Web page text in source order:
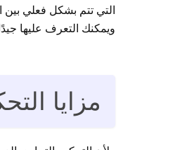
التي تتم بشكل فعلي بين
ويمكنك التعرف عليها
مزايا